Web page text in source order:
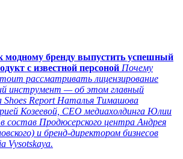
модному бренду выпустить успешный
с известной персоной Почему
рассматривать лицензирование
инструмент — об этом главный
Report Наталья Тимашова
Козеевой, СЕО медиахолдинга Юлии
состав Продюсерского центра Андрея
и бренд-директором бизнесов
Vysotskaya.